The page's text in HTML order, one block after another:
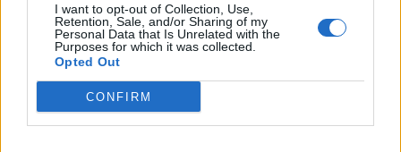
I want to opt-out of Collection, Use,
Retention, Sale, and/or Sharing of my
Personal Data that Is Unrelated with the
Purposes for which it was collected.
Opted Out
CONFIRM
Jūsų vardas
Komentaras